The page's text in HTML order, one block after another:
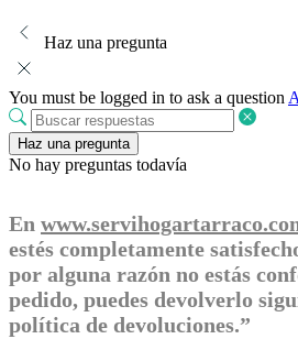
Haz una pregunta
You must be logged in to ask a question
Haz una pregunta
No hay preguntas todavía
En
estés completamente
por alguna razón no estás
pedido, puedes devolverlo
política de devoluciones.”